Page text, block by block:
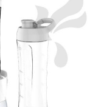
СЕТ ТОП И АНДРОИД
ДРЖАЧИ ЗА
ПРОЕКТОРИ И
POWER BANK
КАБЛИ И ПОЛНАЧИ